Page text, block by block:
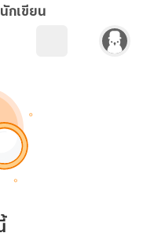
กเขียน